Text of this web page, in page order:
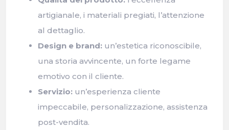
artigianale, i materiali pregiati, l’attenzione
al dettaglio.
Design e brand: un’estetica riconoscibile,
una storia avvincente, un forte legame
emotivo con il cliente.
Servizio: un’esperienza cliente
impeccabile, personalizzazione, assistenza
post-vendita.